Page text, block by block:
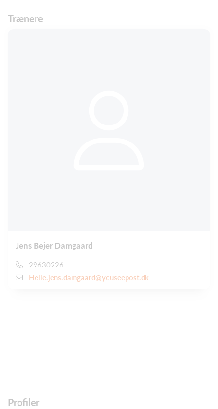
Trænere
Jens Bejer Damgaard
29630226
Helle.jens.damgaard@youseepost.dk
Profiler